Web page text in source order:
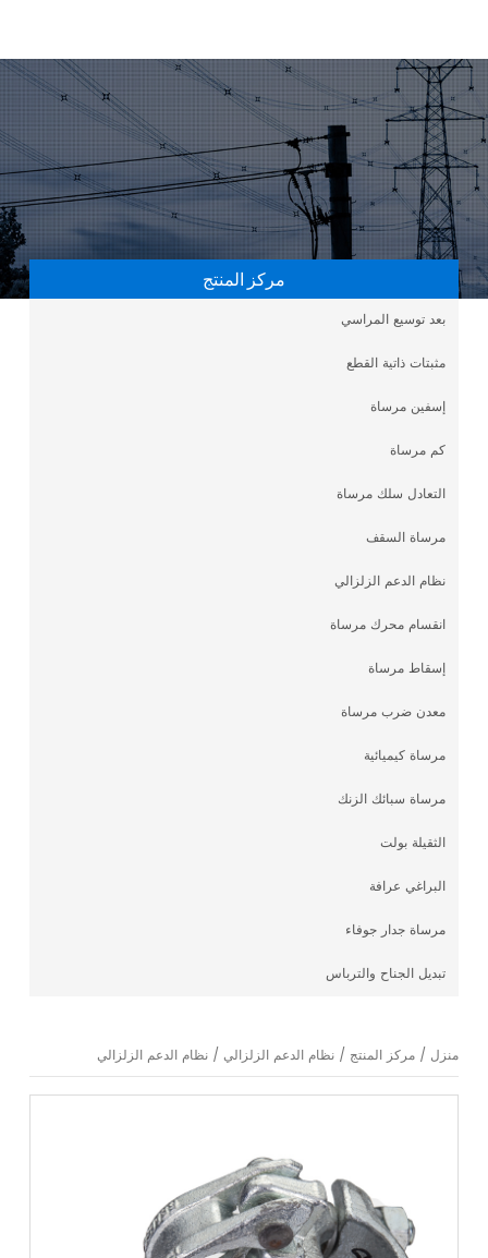
مركز المنتج
بعد توسيع المراسي
مثبتات ذاتية القطع
إسفين مرساة
كم مرساة
التعادل سلك مرساة
مرساة السقف
نظام الدعم الزلزالي
انقسام محرك مرساة
إسقاط مرساة
معدن ضرب مرساة
مرساة كيميائية
مرساة سبائك الزنك
الثقيلة بولت
البراغي عرافة
مرساة جدار جوفاء
تبديل الجناح والترباس
منزل/ مركز المنتج/ نظام الدعم الزلزالي/ نظام الدعم الزلزالي